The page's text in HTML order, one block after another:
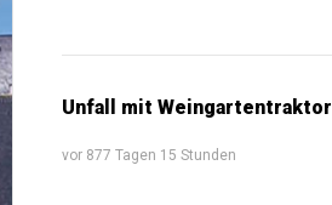
Unfall mit Weingartentraktor
vor 877 Tagen 15 Stunden